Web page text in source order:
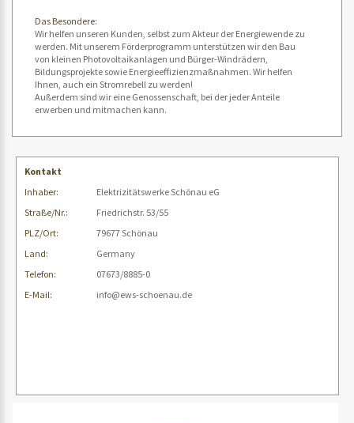
Das Besondere:
Wir helfen unseren Kunden, selbst zum Akteur der Energiewende zu
werden. Mit unserem Förderprogramm unterstützen wir den Bau
von kleinen Photovoltaikanlagen und Bürger-Windrädern,
Bildungsprojekte sowie Energieeffizienzmaßnahmen. Wir helfen
Ihnen, auch ein Stromrebell zu werden!
Außerdem sind wir eine Genossenschaft, bei der jeder Anteile
erwerben und mitmachen kann.
Kontakt
Inhaber:
Elektrizitätswerke Schönau eG
Straße/Nr.:
Friedrichstr. 53/55
PLZ/Ort:
79677 Schönau
Land:
Germany
Telefon:
07673/8885-0
E-Mail:
info@ews-schoenau.de